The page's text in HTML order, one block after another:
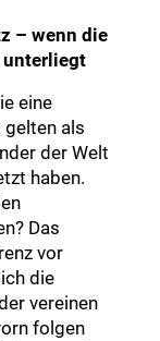
– wenn die
unterliegt
eine
als
der Welt
haben.
Das
vor
die
vereinen
folgen